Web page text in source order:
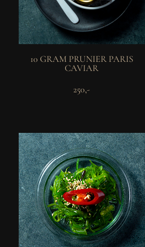
10 GRAM PRUNIER PARIS
CAVIAR
250,-